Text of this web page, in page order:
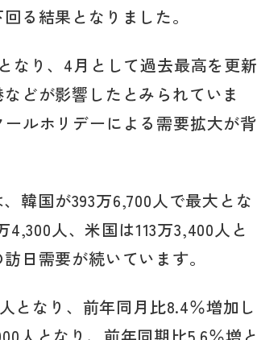
る結果となりました。
なり、4月として過去最高を更新
どが影響したとみられていま
ルホリデーによる需要拡大が背
韓国が393万6,700人で最大とな
人、米国は113万3,400人と
日需要が続いています。
となり、前年同月比8.4％増加し